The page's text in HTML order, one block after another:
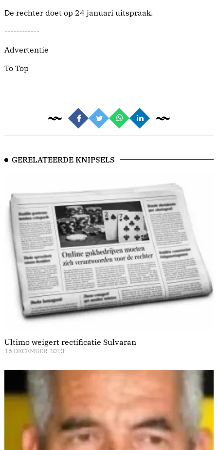
De rechter doet op 24 januari uitspraak.
------------
Advertentie
To Top
GERELATEERDE KNIPSELS
Ultimo weigert rectificatie Sulvaran
16 DECEMBER 2013